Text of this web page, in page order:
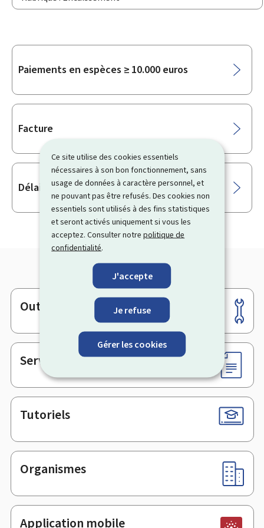
Ce site utilise des cookies essentiels
nécessaires à son bon fonctionnement, sans
usage de données à caractère personnel, et
ne pouvant pas être refusés. Des cookies non
essentiels sont utilisés à des fins statistiques
et seront activés uniquement si vous les
acceptez. Consulter notrepolitique de
confidentialité.
J'accepte
Je refuse
Gérer les cookies
Sous-
Paiements en espèces ≥ 10.000 euros
Facture
Délais de paiement / Intérêts de retard
Pied
de
page
Outils
Services en ligne & Formulaires
Tutoriels
Organismes
Application mobile